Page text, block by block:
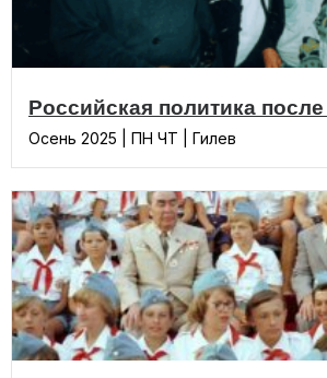
Российская политика после
Осень 2025 | ПН ЧТ | Гилев